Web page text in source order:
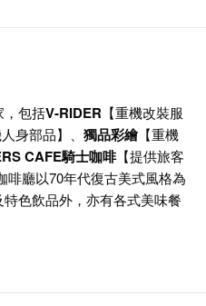
，包括V-RIDER 【重機改裝服
人身部品】、 獨品彩繪【重機
CAFE騎士咖啡【提供旅客
啡廳以70年代復古美式風格為
色飲品外，亦有各式美味餐